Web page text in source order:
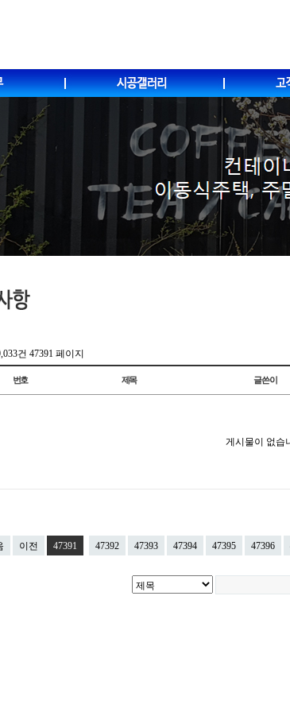
건 47391 페이지
번호 제목 글쓴이
게시물이 없습
이전 47391 47392 47393 47394 47395 47396